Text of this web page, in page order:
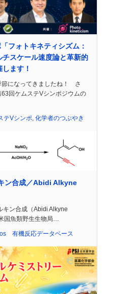
フォトキネティシズム：
チスケール速度論と革新的
ます！
節になってきましたね！ さ
回ケムステVシンポジウムの
テVシンポ 化学者のつぶやき
ン合成／Abidi Alkyne
キン合成（Abidi Alkyne
国魚類野生生物局…
有機反応データベース